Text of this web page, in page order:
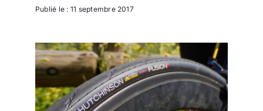
Publié le : 11 septembre 2017